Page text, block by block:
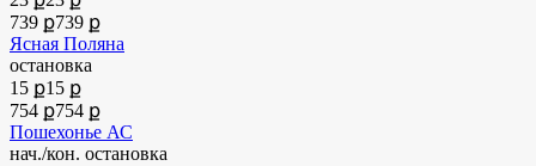
739 ք739 ք
Ясная Поляна
остановка
15 ք15 ք
754 ք754 ք
Пошехонье АС
нач./кон. остановка